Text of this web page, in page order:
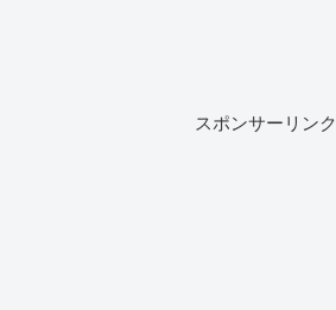
スポンサーリンク